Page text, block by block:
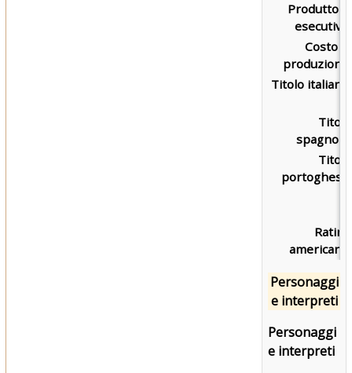
Produttore
esecutivo:
Costo di
produzione:
Titolo italiano:
Titolo
spagnolo:
Titolo
portoghese:
Rating
americano:
Personaggi
e interpreti
Personaggi
e interpreti